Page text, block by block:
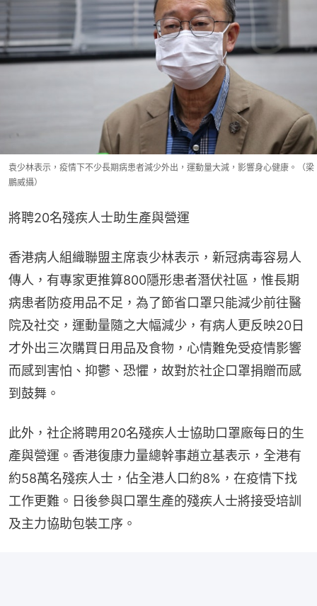
袁少林表示，疫情下不少長期病患者減少外出，運動量大減，影響身心健康。（梁
鵬威攝）
將聘20名殘疾人士助生產與營運
香港病人組織聯盟主席袁少林表示，新冠病毒容易人
傳人，有專家更推算800隱形患者潛伏社區，惟長期
病患者防疫用品不足，為了節省口罩只能減少前往醫
院及社交，運動量隨之大幅減少，有病人更反映20日
才外出三次購買日用品及食物，心情難免受疫情影響
而感到害怕、抑鬱、恐懼，故對於社企口罩捐贈而感
到鼓舞。
此外，社企將聘用20名殘疾人士協助口罩廠每日的生
產與營運。香港復康力量總幹事趙立基表示，全港有
約58萬名殘疾人士，佔全港人口約8%，在疫情下找
工作更難。日後參與口罩生產的殘疾人士將接受培訓
及主力協助包裝工序。